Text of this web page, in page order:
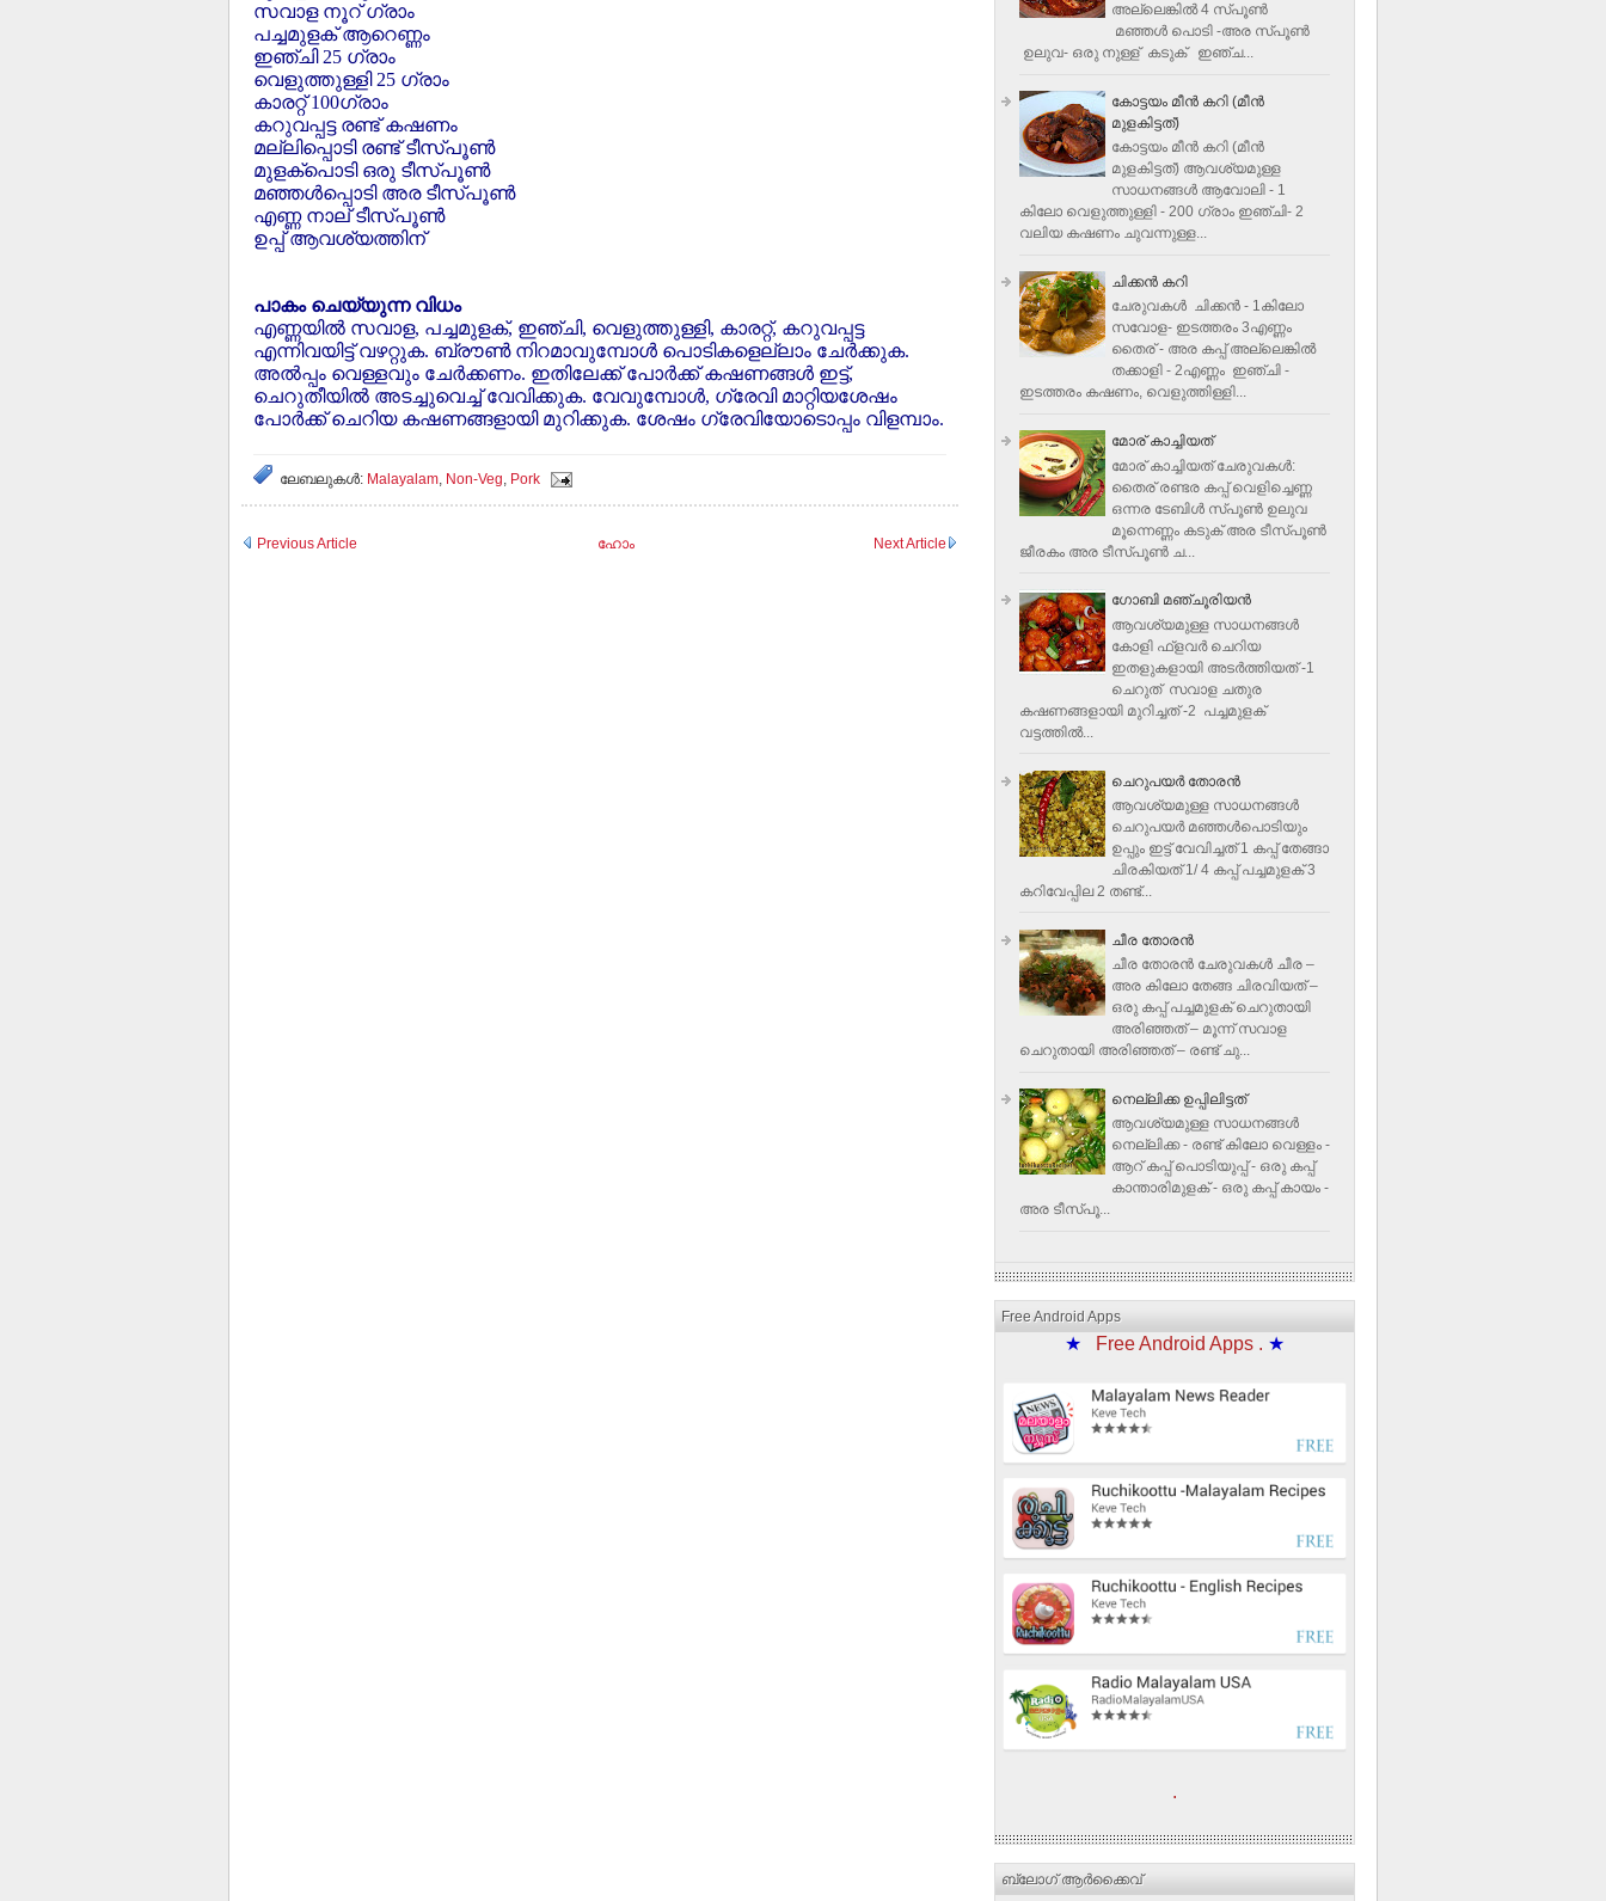
സവാള നൂറ് ഗ്രാം
പച്ചമുളക് ആറെണ്ണം
ഇഞ്ചി 25 ഗ്രാം
വെളുത്തുള്ളി 25 ഗ്രാം
കാരറ്റ് 100ഗ്രാം
കറുവപ്പട്ട രണ്ട് കഷണം
മല്ലിപ്പൊടി രണ്ട് ടീസ്പൂണ്‍
മുളക്‌പൊടി ഒരു ടീസ്പൂണ്‍
മഞ്ഞള്‍പ്പൊടി അര ടീസ്പൂണ്‍
എണ്ണ നാല് ടീസ്പൂണ്‍
ഉപ്പ് ആവശ്യത്തിന്
പാകം ചെയ്യുന്ന വിധം
എണ്ണയില്‍ സവാള, പച്ചമുളക്, ഇഞ്ചി, വെളുത്തുള്ളി, കാരറ്റ്, കറുവപ്പട്ട
എന്നിവയിട്ട് വഴറ്റുക. ബ്രൗണ്‍ നിറമാവുമ്പോള്‍ പൊടികളെല്ലാം ചേര്‍ക്കുക.
അല്‍പ്പം വെള്ളവും ചേര്‍ക്കണം. ഇതിലേക്ക് പോര്‍ക്ക് കഷണങ്ങള്‍ ഇട്ട്,
ചെറുതീയില്‍ അടച്ചുവെച്ച് വേവിക്കുക. വേവുമ്പോള്‍, ഗ്രേവി മാറ്റിയശേഷം
പോര്‍ക്ക് ചെറിയ കഷണങ്ങളായി മുറിക്കുക. ശേഷം ഗ്രേവിയോടൊപ്പം വിളമ്പാം.
ലേബലുകള്‍: Malayalam, Non-Veg, Pork
Previous Article Next Article
ഹോം
അല്ലെങ്കിൽ 4 സ്പൂണ്‍
മഞ്ഞൾ പൊടി -അര സ്പൂണ്‍
ഉലുവ- ഒരു നുള്ള് കടുക് ഇഞ്ച...
കോട്ടയം മീന്‍ കറി (മീന്‍
മുളകിട്ടത്‌)
കോട്ടയം മീന്‍ കറി (മീന്‍
മുളകിട്ടത്‌) ആവശ്യമുള്ള
സാധനങ്ങള്‍ ആവോലി - 1
കിലോ വെളുത്തുള്ളി - 200 ഗ്രാം ഇഞ്ചി- 2
വലിയ കഷണം ചുവന്നുള്ള...
ചിക്കന്‍ കറി
ചേരുവകൾ ചിക്കന്‍ - 1കിലോ
സവോള- ഇടത്തരം 3എണ്ണം
തൈര് - അര കപ്പ്‌ അല്ലെങ്കില്‍
തക്കാളി - 2എണ്ണം ഇഞ്ചി -
ഇടത്തരം കഷണം, വെളുത്തിള്ളി...
മോര് കാച്ചിയത്
മോര് കാച്ചിയത് ചേരുവകള്‍‌:
തൈര് രണ്ടര കപ്പ് വെളിച്ചെണ്ണ
ഒന്നര ടേബിള്‍ സ്പൂണ്‍ ഉലുവ
മൂന്നെണ്ണം കടുക് അര ടീസ്പൂണ്‍
ജീരകം അര ടീസ്പൂണ്‍ ച...
ഗോബി മഞ്ചൂരിയന്‍
ആവശ്യമുള്ള സാധനങ്ങൾ
കോളി ഫ്ളവര്‍ ചെറിയ
ഇതളുകളായി അടര്‍ത്തിയത് -1
ചെറുത് സവാള ചതുര
കഷണങ്ങളായി മുറിച്ചത് -2 പച്ചമുളക്
വട്ടത്തില്‍...
ചെറുപയർ തോരൻ
ആവശ്യമുള്ള സാധനങ്ങൾ
ചെറുപയർ മഞ്ഞൾപൊടിയും
ഉപ്പും ഇട്ട് വേവിച്ചത് 1 കപ്പ് തേങ്ങാ
ചിരകിയത് 1/ 4 കപ്പ് പച്ചമുളക് 3
കറിവേപ്പില 2 തണ്ട്...
ചീര തോരന്‍
ചീര തോരന്‍ ചേരുവകള്‍ ചീര –
അര കിലോ തേങ്ങ ചിരവിയത് –
ഒരു കപ്പ് പച്ചമുളക് ചെറുതായി
അരിഞ്ഞത് – മൂന്ന് സവാള
ചെറുതായി അരിഞ്ഞത് – രണ്ട് ചു...
നെല്ലിക്ക ഉപ്പിലിട്ടത്
ആവശ്യമുള്ള സാധനങ്ങള്‍
നെല്ലിക്ക - രണ്ട് കിലോ വെള്ളം -
ആറ് കപ്പ് പൊടിയുപ്പ് - ഒരു കപ്പ്
കാന്താരിമുളക് - ഒരു കപ്പ് കായം -
അര ടീസ്പൂ...
Free Android Apps
★ Free Android Apps . ★
.
ബ്ലോഗ് ആര്‍ക്കൈവ്